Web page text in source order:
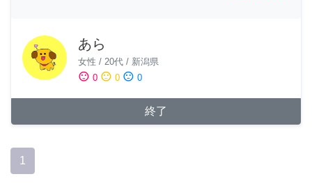
あら
女性 / 20代 / 新潟県
sentiment_satisfied 0 sentiment_neutral 0 sentiment_dissatisfied 0
終了
1